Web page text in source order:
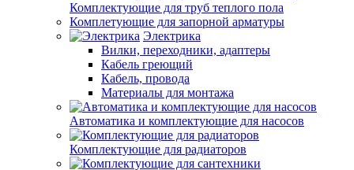
Комплектующие для труб теплого пола
Комплетующие для запорной арматуры
Электрика
Вилки, переходники, адаптеры
Кабель греющий
Кабель, провода
Материалы для монтажа
Автоматика и комплектующие для насосов
Комплектующие для радиаторов